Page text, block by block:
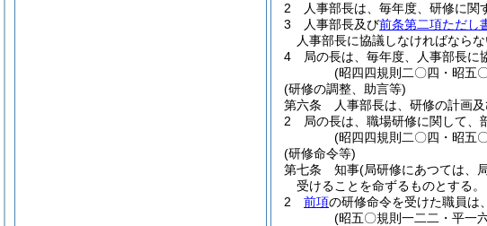
2
人事部長は、毎年度、研修に関
3
人事部長及び前条第二項ただし
人事部長に協議しなければならな
4
局の長は、毎年度、人事部長に
(昭四四規則二〇四・昭五
(研修の調整、助言等)
第六条
人事部長は、研修の計画
2
局の長は、職場研修に関して、
(昭四四規則二〇四・昭五
(研修命令等)
第七条
知事(局研修にあつては、
受けることを命ずるものとする。
2
前項の研修命令を受けた職員は
(昭五〇規則一二二・平一